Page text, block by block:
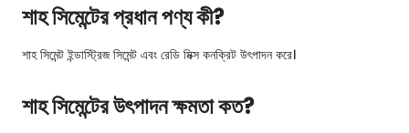
শাহ সিমেন্টের প্রধান পণ্য কী?
শাহ সিমেন্ট ইন্ডাস্ট্রিজ সিমেন্ট এবং রেডি মিক্স কনক্রিট উৎপাদন করে।
শাহ সিমেন্টের উৎপাদন ক্ষমতা কত?